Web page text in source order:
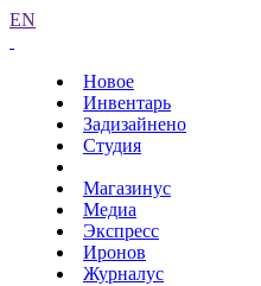
EN
Новое
Инвентарь
Задизайнено
Студия
Магазинус
Медиа
Экспресс
Иронов
Журналус